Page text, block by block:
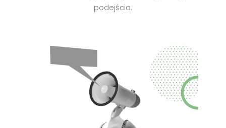
podejścia.